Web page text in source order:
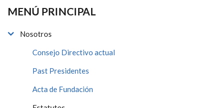
MENÚ PRINCIPAL
Nosotros
Consejo Directivo actual
Past Presidentes
Acta de Fundación